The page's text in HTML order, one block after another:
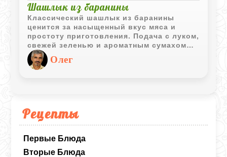
Рецепты
Первые Блюда
Вторые Блюда
Шашлык из баранины
Классический шашлык из баранины
ценится за насыщенный вкус мяса и
простоту приготовления. Подача с луком,
свежей зеленью и ароматным сумахом
или наршарабом подчёркивает
традиционный характер блюда.
Олег